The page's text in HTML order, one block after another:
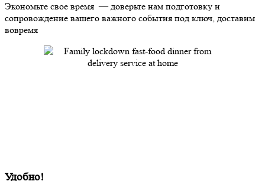
Экономьте свое время — доверьте нам подготовку и
сопровождение вашего важного события под ключ, доставим
вовремя
Удобно!